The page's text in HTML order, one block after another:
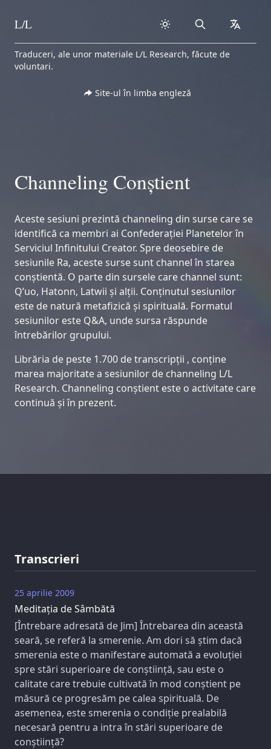
Skip to content
L/L Search
Traduceri, ale unor materiale L/L Research, făcute de
voluntari.
Site-ul în limba engleză
Channeling Conștient
Aceste sesiuni prezintă channeling din surse care se
identifică ca membri ai Confederației Planetelor în
Serviciul Infinitului Creator. Spre deosebire de
sesiunile Ra, aceste surse sunt channel în starea
conștientă. O parte din sursele care channel sunt:
Q’uo, Hatonn, Latwii și alții. Conținutul sesiunilor
este de natură metafizică și spirituală. Formatul
sesiunilor este Q&A, unde sursa răspunde
întrebărilor grupului.
Librăria de peste 1.700 de transcripții , conține
marea majoritate a sesiunilor de channeling L/L
Research. Channeling conștient este o activitate care
continuă și în prezent.
Transcrieri
25 aprilie 2009
Meditația de Sâmbătă
[Întrebare adresată de Jim] Întrebarea din această
seară, se referă la smerenie. Am dori să știm dacă
smerenia este o manifestare automată a evoluției
spre stări superioare de conștiință, sau este o
calitate care trebuie cultivată în mod conștient pe
măsură ce progresăm pe calea spirituală. De
asemenea, este smerenia o condiție prealabilă
necesară pentru a intra în stări superioare de
conștiință?